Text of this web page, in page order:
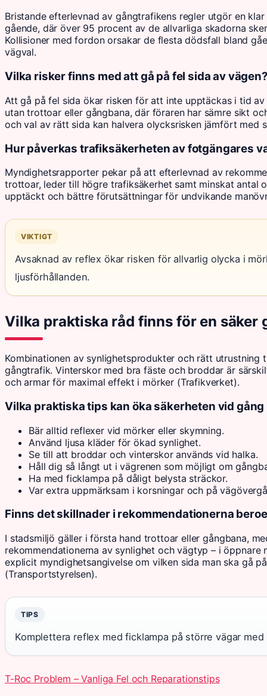
Bristande efterlevnad av gångtrafikens regler utgör en
gående, där över 95 procent av de allvarliga skadorna
Kollisioner med fordon orsakar de flesta dödsfall bland
vägval.
Vilka risker finns med att gå på fel sida av
Att gå på fel sida ökar risken för att inte upptäckas i tid
utan trottoar eller gångbana, där föraren har sämre sikt
och val av rätt sida kan halvera olycksrisken jämfört med
Hur påverkas trafiksäkerheten av fotgängares
Myndighetsrapporter pekar på att efterlevnad av
trottoar, leder till högre trafiksäkerhet samt minskat
upptäckt och bättre förutsättningar för undvikande
VIKTIGT
Avsaknad av reflex ökar risken för allvarlig olycka i
ljusförhållanden.
Vilka praktiska råd finns för en säker
Kombinationen av synlighetsprodukter och rätt
gångtrafik. Vinterskor med bra fäste och broddar är
och armar för maximal effekt i mörker (Trafikverket).
Vilka praktiska tips kan öka säkerheten vid
Bär alltid reflexer vid mörker eller skymning.
Använd ljusa kläder för ökad synlighet.
Se till att broddar och vinterskor används vid halka.
Håll dig så långt ut i vägrenen som möjligt om
Ha med ficklampa på dåligt belysta sträckor.
Var extra uppmärksam i korsningar och på
Finns det skillnader i rekommendationerna
I stadsmiljö gäller i första hand trottoar eller gångbana,
rekommendationerna av synlighet och vägtyp – i
explicit myndighetsangivelse om vilken sida man ska gå
(Transportstyrelsen).
TIPS
Komplettera reflex med ficklampa på större vägar
T-Roc Problem – Vanliga Fel och Reparationstips